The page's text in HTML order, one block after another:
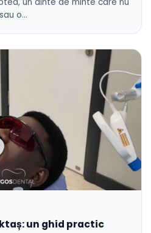
o…
un ghid practic